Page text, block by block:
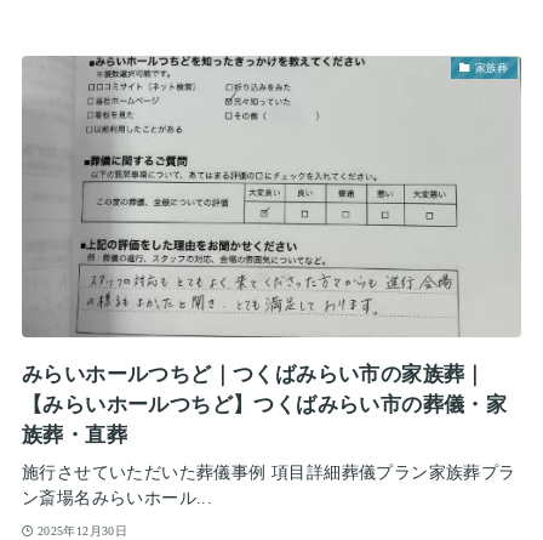
家族葬
みらいホールつちど｜つくばみらい市の家族葬｜
【みらいホールつちど】つくばみらい市の葬儀・家
族葬・直葬
施行させていただいた葬儀事例 項目詳細葬儀プラン家族葬プラ
ン斎場名みらいホール...
2025年12月30日